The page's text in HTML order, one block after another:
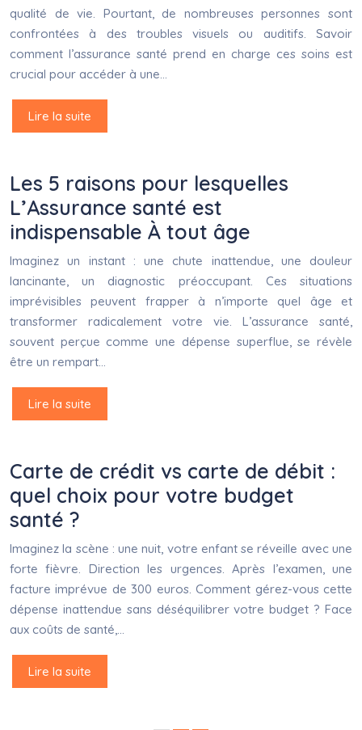
qualité de vie. Pourtant, de nombreuses personnes sont
confrontées à des troubles visuels ou auditifs. Savoir
comment l’assurance santé prend en charge ces soins est
crucial pour accéder à une…
Lire la suite
Les 5 raisons pour lesquelles
L’Assurance santé est
indispensable À tout âge
Imaginez un instant : une chute inattendue, une douleur
lancinante, un diagnostic préoccupant. Ces situations
imprévisibles peuvent frapper à n’importe quel âge et
transformer radicalement votre vie. L’assurance santé,
souvent perçue comme une dépense superflue, se révèle
être un rempart…
Lire la suite
Carte de crédit vs carte de débit :
quel choix pour votre budget
santé ?
Imaginez la scène : une nuit, votre enfant se réveille avec une
forte fièvre. Direction les urgences. Après l’examen, une
facture imprévue de 300 euros. Comment gérez-vous cette
dépense inattendue sans déséquilibrer votre budget ? Face
aux coûts de santé,…
Lire la suite